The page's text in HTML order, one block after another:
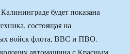
будет показана
состоящая на
войск флота, ВВС и ПВО.